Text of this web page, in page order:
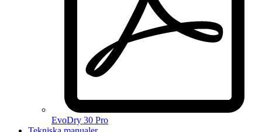
EvoDry 30 Pro